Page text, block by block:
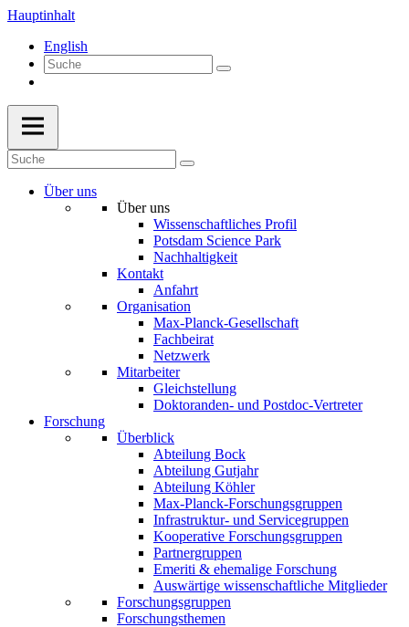
Hauptinhalt
English
Über uns
Über uns
Wissenschaftliches Profil
Potsdam Science Park
Nachhaltigkeit
Kontakt
Anfahrt
Organisation
Max-Planck-Gesellschaft
Fachbeirat
Netzwerk
Mitarbeiter
Gleichstellung
Doktoranden- und Postdoc-Vertreter
Forschung
Überblick
Abteilung Bock
Abteilung Gutjahr
Abteilung Köhler
Max-Planck-Forschungsgruppen
Infrastruktur- und Servicegruppen
Kooperative Forschungsgruppen
Partnergruppen
Emeriti & ehemalige Forschung
Auswärtige wissenschaftliche Mitglieder
Forschungsgruppen
Forschungsthemen